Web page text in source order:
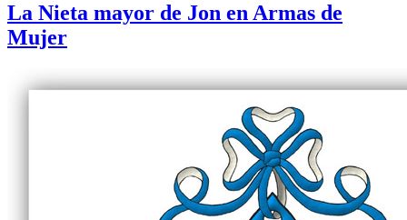
La Nieta mayor de Jon en Armas de
Mujer